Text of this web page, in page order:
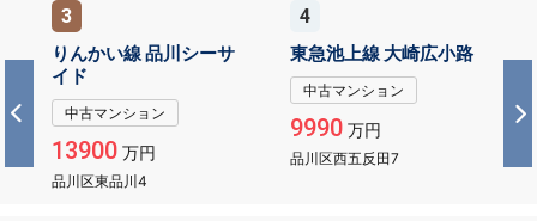
3
りんかい線 品川シーサ
イド
中古マンション
13900万円
品川区東品川4
4
東急池上線 大崎広小路
中古マンション
9990万円
品川区西五反田7